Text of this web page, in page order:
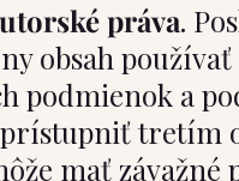
práva.
obsah
podmienok a
tretím
mať